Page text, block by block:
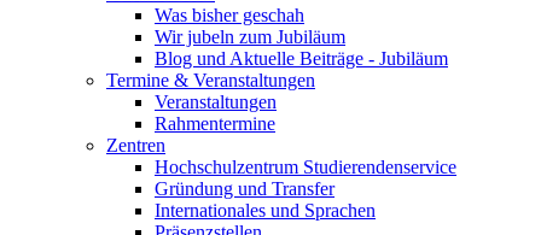
Was bisher geschah
Wir jubeln zum Jubiläum
Blog und Aktuelle Beiträge - Jubiläum
Termine & Veranstaltungen
Veranstaltungen
Rahmentermine
Zentren
Hochschulzentrum Studierendenservice
Gründung und Transfer
Internationales und Sprachen